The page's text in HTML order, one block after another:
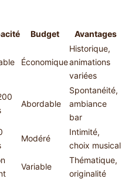
Budget Avantages
Économique
Historique,
animations
variées
Abordable
Spontanéité,
ambiance
bar
Modéré
Intimité,
choix musical
Variable
Thématique,
originalité